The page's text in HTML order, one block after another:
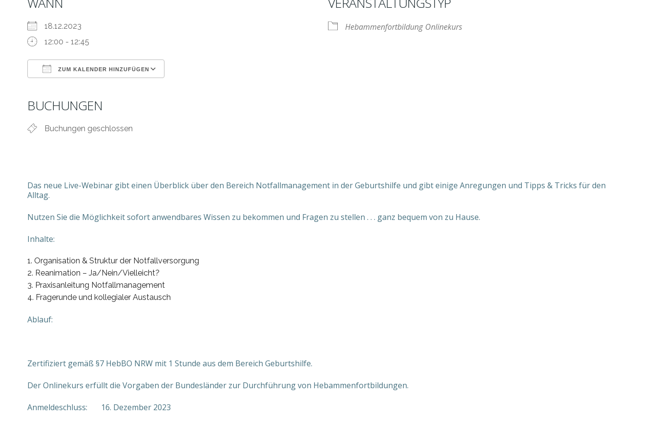
18.12.2023
12:00 - 12:45
ZUM KALENDER HINZUFÜGEN
BUCHUNGEN
Buchungen geschlossen
Hebammenfortbildung Onlinekurs
Das neue Live-Webinar gibt einen Überblick über den Bereich Notfallmanagement in der Geburtshilfe und gibt einige Anregungen und Tipps & Tricks für den
Alltag.
Nutzen Sie die Möglichkeit sofort anwendbares Wissen zu bekommen und Fragen zu stellen . . . ganz bequem von zu Hause.
Inhalte:
Organisation & Struktur der Notfallversorgung
Reanimation – Ja/Nein/Vielleicht?
Praxisanleitung Notfallmanagement
Fragerunde und kollegialer Austausch
Ablauf:
Zertifiziert gemäß §7 HebBO NRW mit 1 Stunde aus dem Bereich Geburtshilfe.
Der Onlinekurs erfüllt die Vorgaben der Bundesländer zur Durchführung von Hebammenfortbildungen.
Anmeldeschluss: 16. Dezember 2023